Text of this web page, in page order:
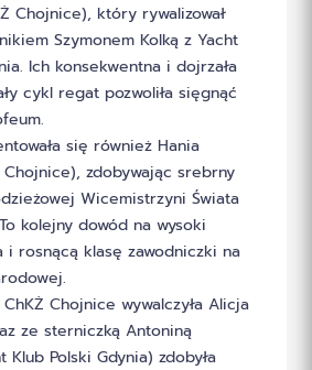
Chojnice), który rywalizował
Szymonem Kolką z Yacht
Ich konsekwentna i dojrzała
cykl regat pozwoliła sięgnąć
się również Hania
Chojnice), zdobywając srebrny
Wicemistrzyni Świata
kolejny dowód na wysoki
i rosnącą klasę zawodniczki na
Chojnice wywalczyła Alicja
ze sterniczką Antoniną
Klub Polski Gdynia) zdobyła